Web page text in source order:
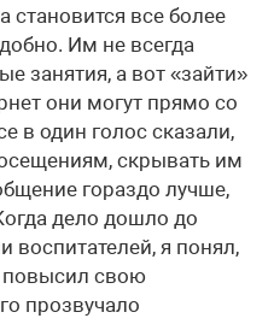
становится все более
Им не всегда
занятия, а вот «зайти»
они могут прямо со
в один голос сказали,
скрывать им
гораздо лучше,
дело дошло до
я понял,
повысил свою
прозвучало